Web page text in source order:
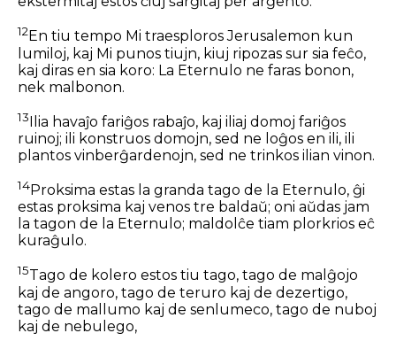
12En tiu tempo Mi traesploros Jerusalemon kun
lumiloj, kaj Mi punos tiujn, kiuj ripozas sur sia feĉo,
kaj diras en sia koro: La Eternulo ne faras bonon,
nek malbonon.
13Ilia havaĵo fariĝos rabaĵo, kaj iliaj domoj fariĝos
ruinoj; ili konstruos domojn, sed ne loĝos en ili, ili
plantos vinberĝardenojn, sed ne trinkos ilian vinon.
14Proksima estas la granda tago de la Eternulo, ĝi
estas proksima kaj venos tre baldaŭ; oni aŭdas jam
la tagon de la Eternulo; maldolĉe tiam plorkrios eĉ
kuraĝulo.
15Tago de kolero estos tiu tago, tago de malĝojo
kaj de angoro, tago de teruro kaj de dezertigo,
tago de mallumo kaj de senlumeco, tago de nuboj
kaj de nebulego,